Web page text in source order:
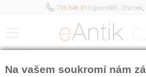
736 646 913(pondělí - čtvrtek,
Na vašem soukromí nám